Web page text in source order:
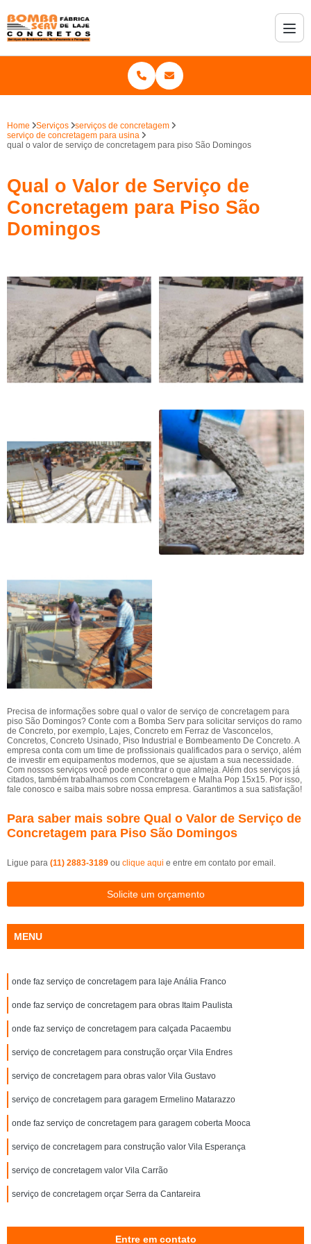
Home Serviços
serviços de concretagem
serviço de concretagem para usina
qual o valor de serviço de concretagem para piso São Domingos
Qual o Valor de Serviço de
Concretagem para Piso São
Domingos
Precisa de informações sobre qual o valor de serviço de concretagem para
piso São Domingos? Conte com a Bomba Serv para solicitar serviços do ramo
de Concreto, por exemplo, Lajes, Concreto em Ferraz de Vasconcelos,
Concretos, Concreto Usinado, Piso Industrial e Bombeamento De Concreto. A
empresa conta com um time de profissionais qualificados para o serviço, além
de investir em equipamentos modernos, que se ajustam a sua necessidade.
Com nossos serviços você pode encontrar o que almeja. Além dos serviços já
citados, também trabalhamos com Concretagem e Malha Pop 15x15. Por isso,
fale conosco e saiba mais sobre nossa empresa. Garantimos a sua satisfação!
Para saber mais sobre Qual o Valor de Serviço de
Concretagem para Piso São Domingos
Ligue para (11) 2883-3189 ou clique aqui e entre em contato por email.
Solicite um orçamento
MENU
onde faz serviço de concretagem para laje Anália Franco
onde faz serviço de concretagem para obras Itaim Paulista
onde faz serviço de concretagem para calçada Pacaembu
serviço de concretagem para construção orçar Vila Endres
serviço de concretagem para obras valor Vila Gustavo
serviço de concretagem para garagem Ermelino Matarazzo
onde faz serviço de concretagem para garagem coberta Mooca
serviço de concretagem para construção valor Vila Esperança
serviço de concretagem valor Vila Carrão
serviço de concretagem orçar Serra da Cantareira
Entre em contato